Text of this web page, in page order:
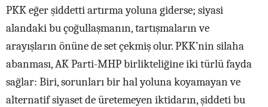
PKK eğer şiddetti artırma yoluna giderse; siyasi
alandaki bu çoğullaşmanın, tartışmaların ve
arayışların önüne de set çekmiş olur. PKK’nin silaha
abanması, AK Parti-MHP birlikteliğine iki türlü fayda
sağlar: Biri, sorunları bir hal yoluna koyamayan ve
alternatif siyaset de üretemeyen iktidarın, şiddeti bu